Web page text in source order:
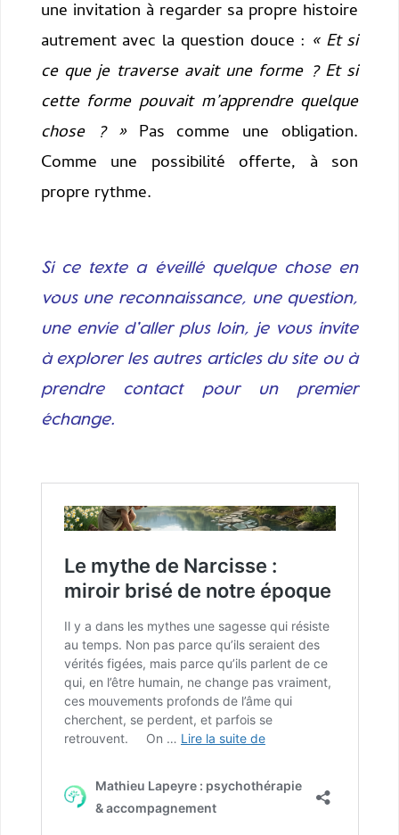
une invitation à regarder sa propre histoire
autrement avec la question douce : « Et si
ce que je traverse avait une forme ? Et si
cette forme pouvait m’apprendre quelque
chose ? » Pas comme une obligation.
Comme une possibilité offerte, à son
propre rythme.
Si ce texte a éveillé quelque chose en
vous une reconnaissance, une question,
une envie d’aller plus loin, je vous invite
à explorer les autres articles du site ou à
prendre contact pour un premier
échange.